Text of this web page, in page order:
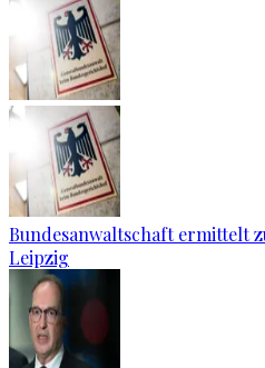
Bundesanwaltschaft ermittelt
Leipzig